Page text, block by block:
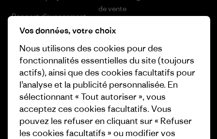
Rapport d’avancement
Business Unusual
Objectifs climatiques
1% For The Planet
Comment nous finançons
Cartes cadeaux
Nos magasins
de vente
Préférences de cookie
Carrières
Presse et media
Industry program
Programme d’affiliation
Patagonia Suisse Plan du site
Vos données, votre choix
Nous utilisons des cookies pour des
fonctionnalités essentielles du site (toujours
actifs), ainsi que des cookies facultatifs pour
l’analyse et la publicité personnalisée. En
sélectionnant « Tout autoriser », vous
acceptez ces cookies facultatifs. Vous
pouvez les refuser en cliquant sur « Refuser
les cookies facultatifs » ou modifier vos